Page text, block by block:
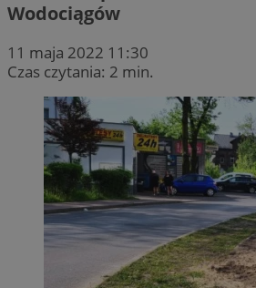
Wodociągów
11 maja 2022 11:30
Czas czytania: 2 min.